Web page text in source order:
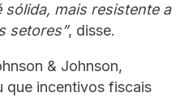
sólida, mais resistente a
setores”, disse.
& Johnson,
que incentivos fiscais